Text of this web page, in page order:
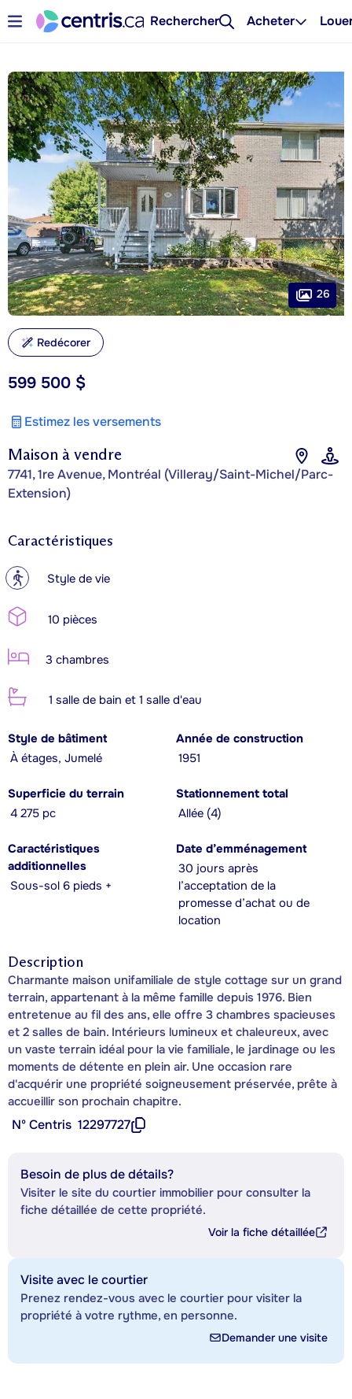
Rechercher Acheter
Maison à vendre
7741, 1re Avenue, Montréal (Villeray/Saint-Michel/Parc-
Extension)
599 500 $
Estimez les versements
26
Redécorer
Caractéristiques
? Style de vie
10 pièces
3 chambres
1 salle de bain et 1 salle d'eau
Style de bâtiment
À étages, Jumelé
Année de construction
1951
Superficie du terrain
4 275 pc
Stationnement total
Allée (4)
Caractéristiques
additionnelles
Sous-sol 6 pieds +
Date d’emménagement
30 jours après
l’acceptation de la
promesse d’achat ou de
location
Description
Charmante maison unifamiliale de style cottage sur un grand
terrain, appartenant à la même famille depuis 1976. Bien
entretenue au fil des ans, elle offre 3 chambres spacieuses
et 2 salles de bain. Intérieurs lumineux et chaleureux, avec
un vaste terrain idéal pour la vie familiale, le jardinage ou les
moments de détente en plein air. Une occasion rare
d'acquérir une propriété soigneusement préservée, prête à
accueillir son prochain chapitre.
Nº Centris 12297727
Besoin de plus de détails?
Visiter le site du courtier immobilier pour consulter la
fiche détaillée de cette propriété.
Voir la fiche détaillée
Visite avec le courtier
Prenez rendez-vous avec le courtier pour visiter la
propriété à votre rythme, en personne.
Demander une visite